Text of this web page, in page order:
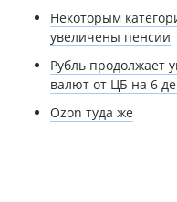
Некоторым
увеличены пенсии
Рубль продолжает
валют от ЦБ на 6
Ozon туда же